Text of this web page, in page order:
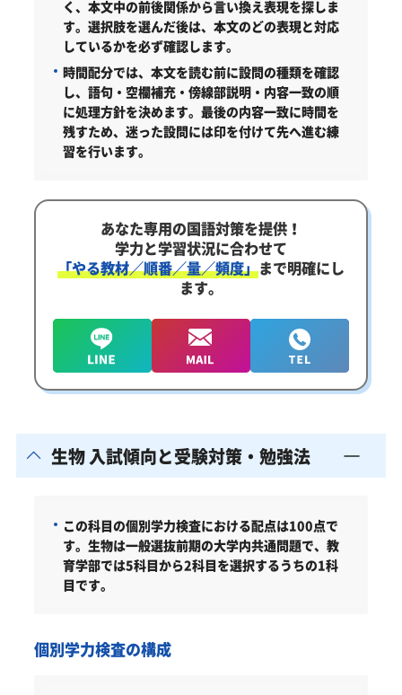
く、本文中の前後関係から言い換え表現を探しま
す。選択肢を選んだ後は、本文のどの表現と対応
しているかを必ず確認します。
時間配分では、本文を読む前に設問の種類を確認
し、語句・空欄補充・傍線部説明・内容一致の順
に処理方針を決めます。最後の内容一致に時間を
残すため、迷った設問には印を付けて先へ進む練
習を行います。
あなた専用の国語対策を提供！
学力と学習状況に合わせて
「やる教材／順番／量／頻度」まで明確にし
ます。
生物 入試傾向と受験対策・勉強法
この科目の個別学力検査における配点は100点で
す。生物は一般選抜前期の大学内共通問題で、教
育学部では5科目から2科目を選択するうちの1科
目です。
個別学力検査の構成